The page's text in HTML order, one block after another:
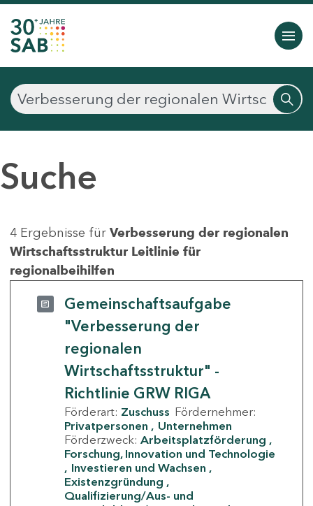
Suche
4 Ergebnisse für Verbesserung der regionalen
Wirtschaftsstruktur Leitlinie für
regionalbeihilfen
Gemeinschaftsaufgabe
"Verbesserung der
regionalen
Wirtschaftsstruktur" -
Richtlinie GRW RIGA
Förderart: Zuschuss Fördernehmer:
Privatpersonen
Unternehmen
Förderzweck: Arbeitsplatzförderung
Forschung, Innovation und Technologie
Investieren und Wachsen
Existenzgründung
Qualifizierung/Aus- und